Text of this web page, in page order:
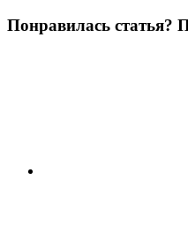
Понравилась статья?